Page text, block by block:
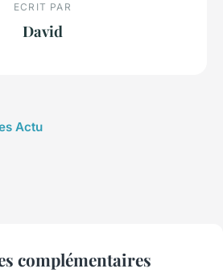
ECRIT PAR
David
Actu
complémentaires